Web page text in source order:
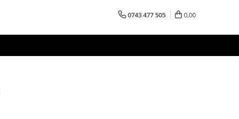
0743 477 505 0,00